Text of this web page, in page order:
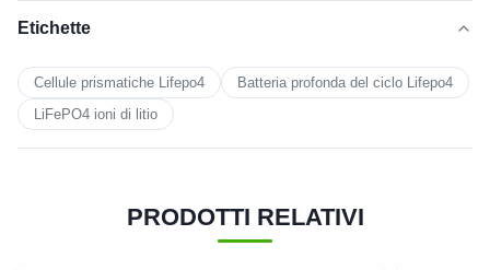
Etichette
Cellule prismatiche Lifepo4
Batteria profonda del ciclo Lifepo4
LiFePO4 ioni di litio
PRODOTTI RELATIVI